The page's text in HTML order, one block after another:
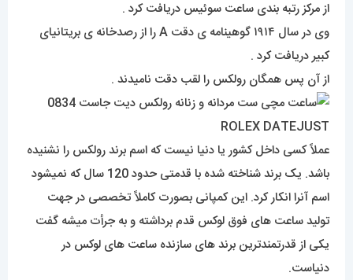
از مرکز رتبه بندی ساعت سوئیس دریافت کرد .
وی در سال ۱۹۱۴ گوهینامه ی دقت A را از رصدخانه ی بریتانیای
کبیر دریافت کرد .
از آن پس همگان رولکس را لقب دقت نامیدند .
عملاً کسی داخل کشور یا دنیا نیست که اسم برند رولکس را نشنیده
باشد. یک برند شناخته شده با قدمتی حدود 120 سال که نمیشود
اسم آنرا انکار کرد. این کمپانی بصورت کاملاً تخصصی در جهت
تولید ساعت های فوق لوکس قدم برداشته و به جرأت میشه گفت
یکی از قدرتمندترین برند های سازنده ساعت های لوکس در
دنیاست.